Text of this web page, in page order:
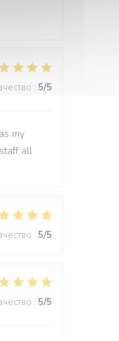
: 5/5
my
all
: 5/5
: 5/5